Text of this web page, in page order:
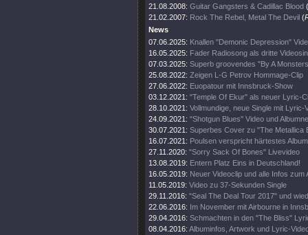
21.08.2008: Guitar Gangsters & Cadillac Blood (
21.02.2007: Rock The Rebel, Metal The Devil (
News
07.06.2025: Knallen "Demonic Depression"
16.05.2025: Fader Radiosong als dritte
07.03.2025: Superb groovendes "By A
25.08.2022: Zeigen L-G Petrov Hommage-Clip
27.06.2022: Euopatour mit Innsbruck-Show
03.12.2021: "Temple Of Ekur" als neuer Lyric-
28.10.2021: Vollmundige, neue Single mit Lyric-
24.09.2021: "Shotgun Blues" Video und
30.07.2021: Superbes Cover zu "The Metallica
16.07.2021: Poulsen verspricht härtestes
27.11.2020: "Sorry Sack Of Bones" Livevideo
13.08.2019: Entern Platz Eins in Deutschland!
16.05.2019: Neuer Videoclip und alle Infos zum
11.05.2019: Video zu 37-Sekunden Single
29.11.2016: "Seal The Deal Tour 2017" und
22.06.2016: Im November mit Airbourne in
29.04.2016: Schmachten in den "The Bliss"
08.04.2016: Albuminfos, Artwork und Lyric-